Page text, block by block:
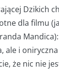
Dzikich
dla filmu
ale i
że nic nie